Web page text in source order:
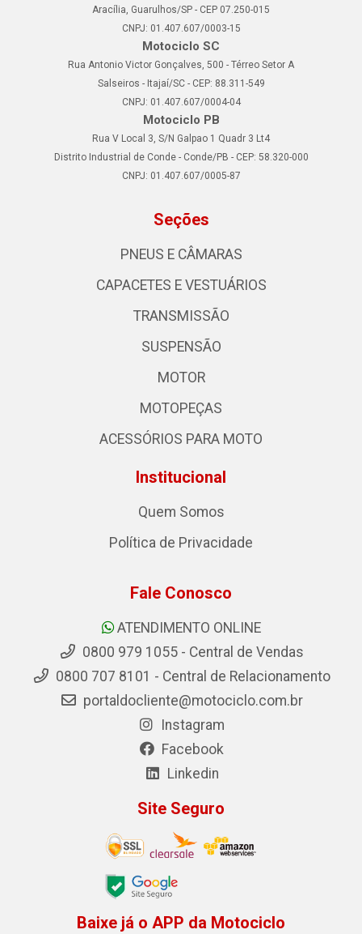
Aracília, Guarulhos/SP - CEP 07.250-015
CNPJ: 01.407.607/0003-15
Motociclo SC
Rua Antonio Victor Gonçalves, 500 - Térreo Setor A
Salseiros - Itajaí/SC - CEP: 88.311-549
CNPJ: 01.407.607/0004-04
Motociclo PB
Rua V Local 3, S/N Galpao 1 Quadr 3 Lt4
Distrito Industrial de Conde - Conde/PB - CEP: 58.320-000
CNPJ: 01.407.607/0005-87
Seções
PNEUS E CÂMARAS
CAPACETES E VESTUÁRIOS
TRANSMISSÃO
SUSPENSÃO
MOTOR
MOTOPEÇAS
ACESSÓRIOS PARA MOTO
Institucional
Quem Somos
Política de Privacidade
Fale Conosco
ATENDIMENTO ONLINE
0800 979 1055 - Central de Vendas
0800 707 8101 - Central de Relacionamento
portaldocliente@motociclo.com.br
Instagram
Facebook
Linkedin
Site Seguro
Baixe já o APP da Motociclo